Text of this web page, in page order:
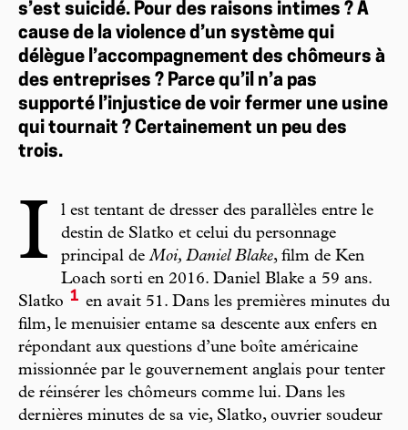
s’est suicidé. Pour des raisons intimes ? À
cause de la violence d’un système qui
délègue l’accompagnement des chômeurs à
des entreprises ? Parce qu’il n’a pas
supporté l’injustice de voir fermer une usine
qui tournait ? Certainement un peu des
trois.
I
l est tentant de dresser des parallèles entre le
destin de Slatko et celui du personnage
principal deMoi, Daniel Blake, film de Ken
Loach sorti en 2016. Daniel Blake a 59 ans.
Slatko 1 en avait 51. Dans les premières minutes du
film, le menuisier entame sa descente aux enfers en
répondant aux questions d’une boîte américaine
missionnée par le gouvernement anglais pour tenter
de réinsérer les chômeurs comme lui. Dans les
dernières minutes de sa vie, Slatko, ouvrier soudeur